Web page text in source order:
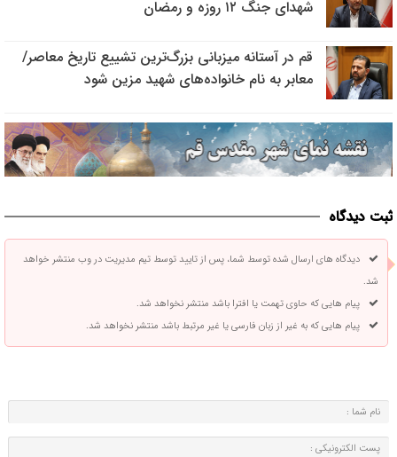
شهدای جنگ ۱۲ روزه و رمضان
قم در آستانه میزبانی بزرگ‌ترین تشییع تاریخ معاصر/
معابر به نام خانواده‌های شهید مزین شود
ثبت دیدگاه
دیدگاه های ارسال شده توسط شما، پس از تایید توسط تیم مدیریت در وب منتشر خواهد
شد.
پیام هایی که حاوی تهمت یا افترا باشد منتشر نخواهد شد.
پیام هایی که به غیر از زبان فارسی یا غیر مرتبط باشد منتشر نخواهد شد.